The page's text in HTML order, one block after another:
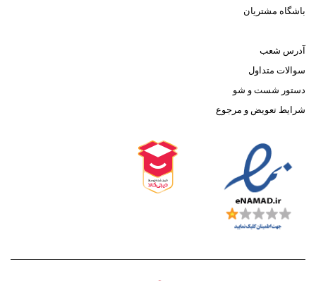
باشگاه مشتریان
آدرس شعب
سوالات متداول
دستور شست و شو
شرایط تعویض و مرجوع